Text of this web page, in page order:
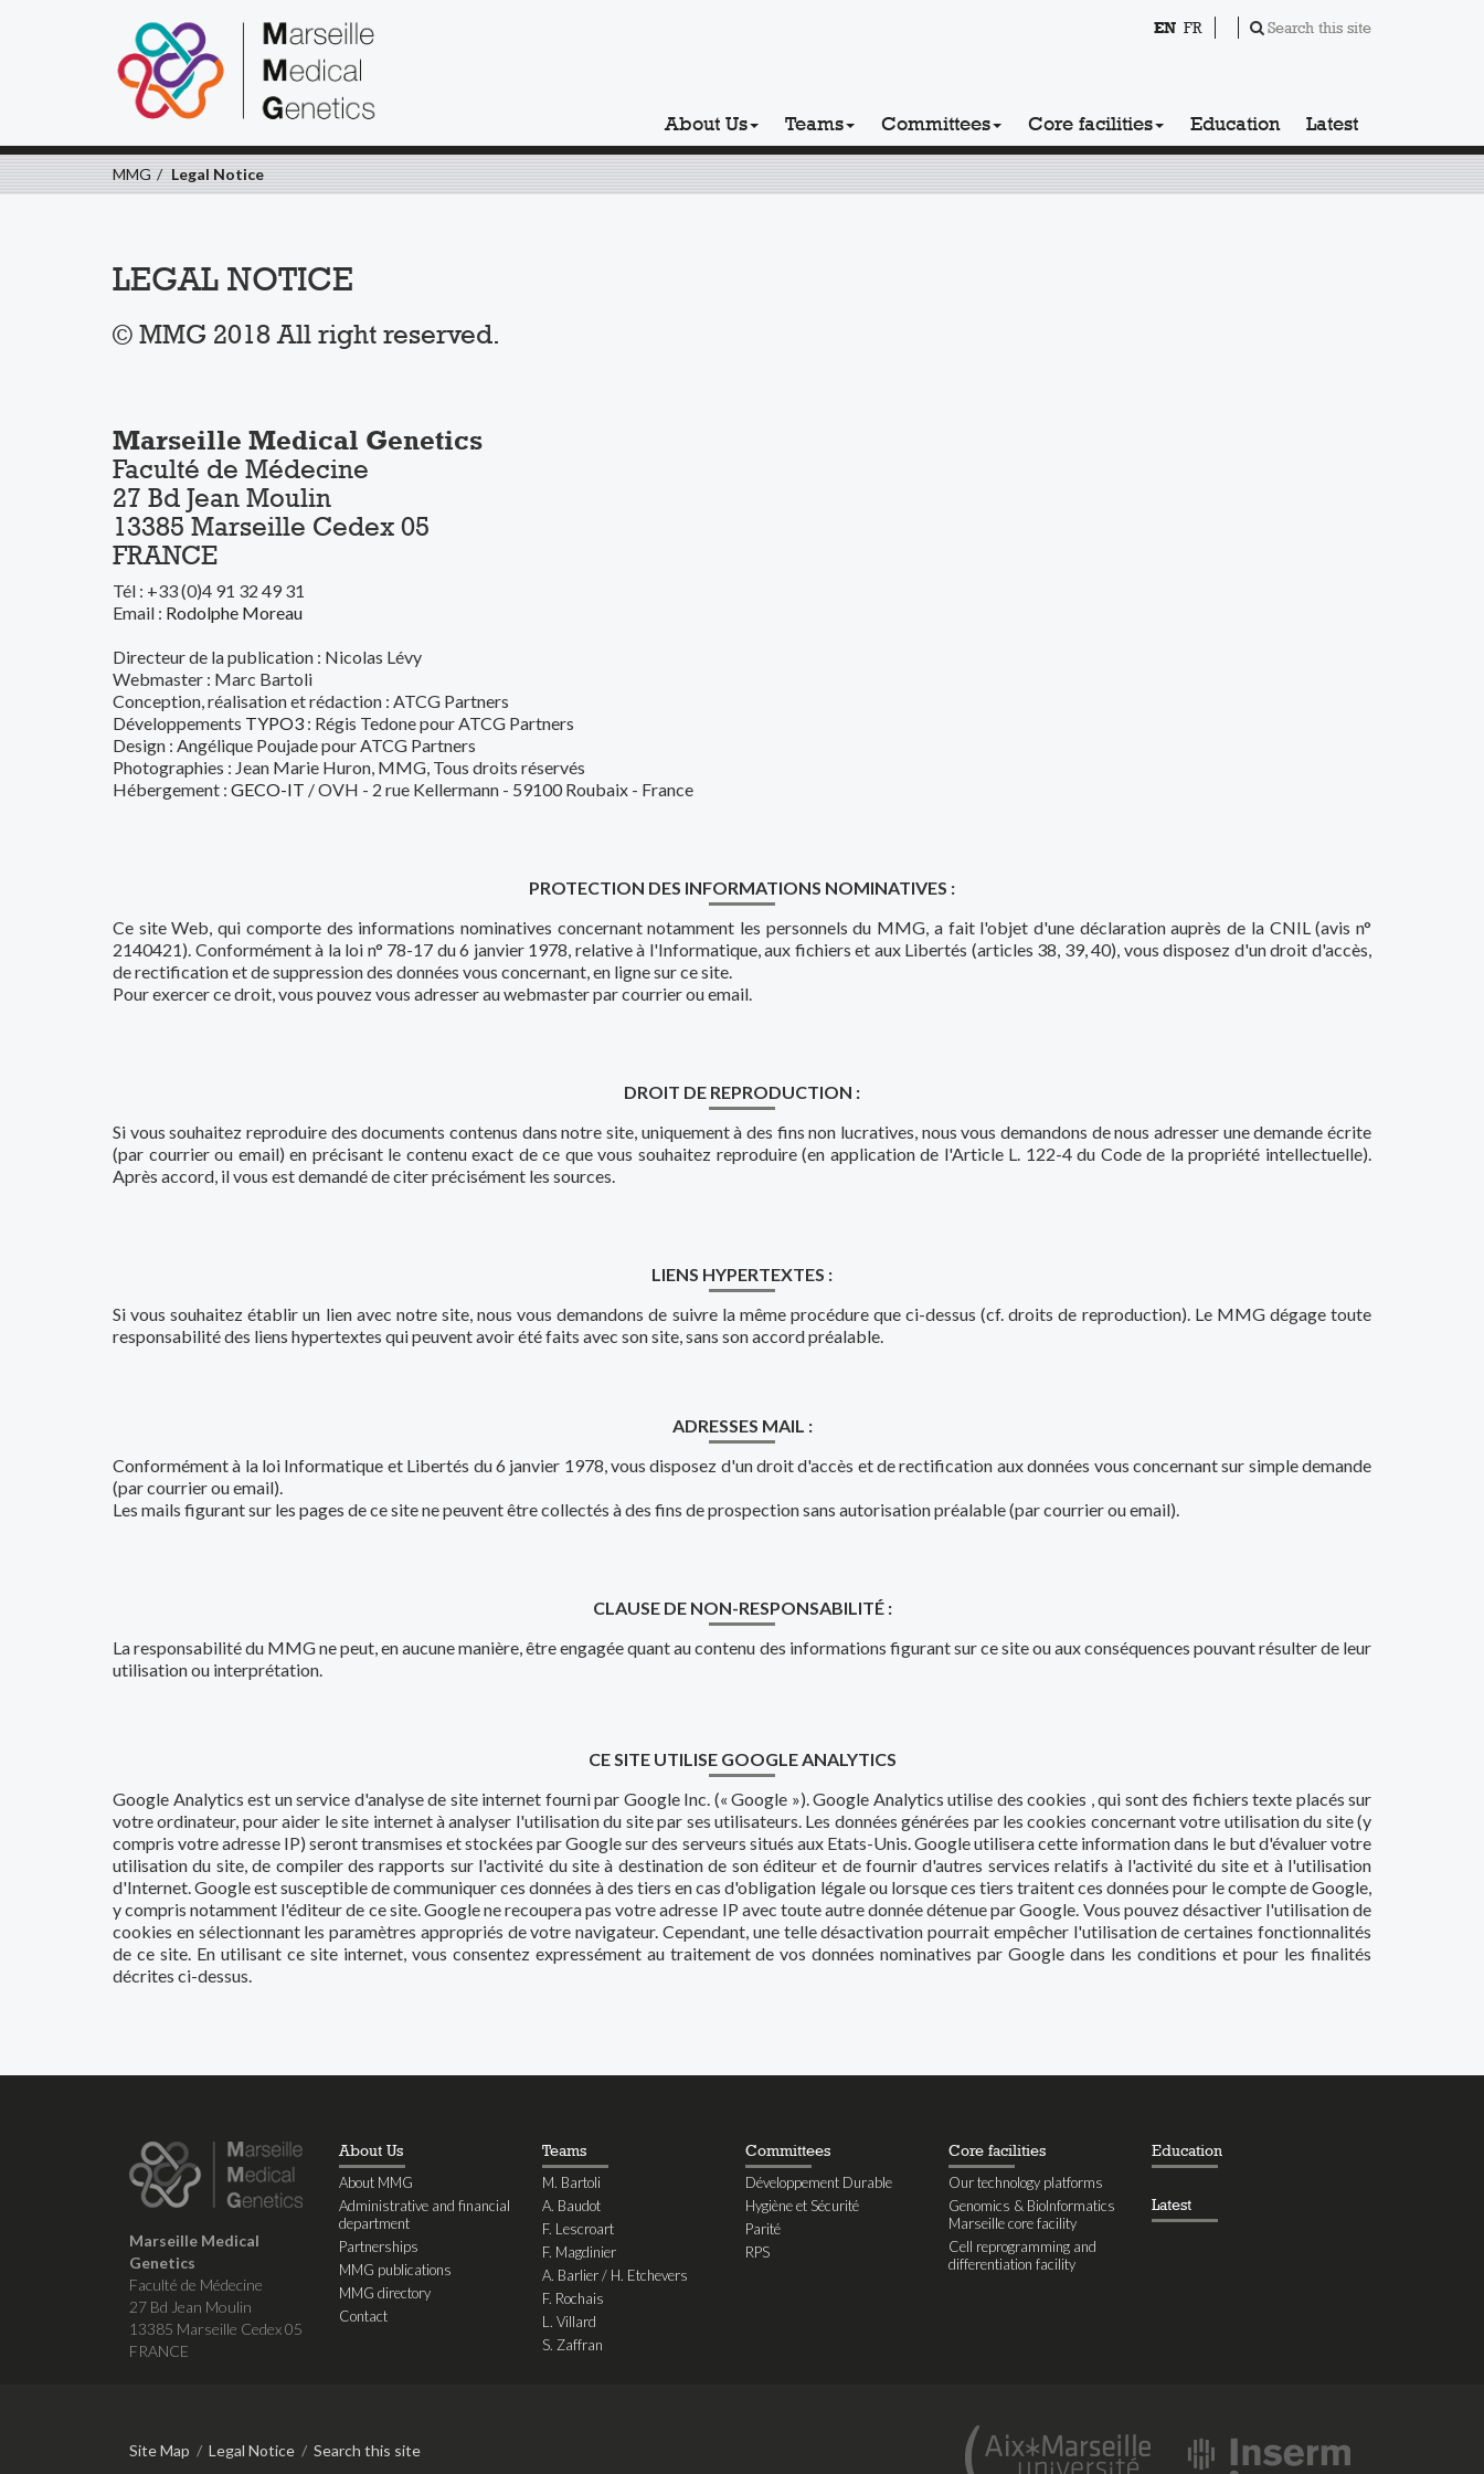
Search this site
EN FR
About Us Teams Committees Core facilities Education Latest
MMG Legal Notice
LEGAL NOTICE
© MMG 2018 All right reserved.
Marseille Medical Genetics
Faculté de Médecine
27 Bd Jean Moulin
13385 Marseille Cedex 05
FRANCE
Tél : +33 (0)4 91 32 49 31
Email : Rodolphe Moreau
Directeur de la publication : Nicolas Lévy
Webmaster : Marc Bartoli
Conception, réalisation et rédaction : ATCG Partners
Développements TYPO3 : Régis Tedone pour ATCG Partners
Design : Angélique Poujade pour ATCG Partners
Photographies : Jean Marie Huron, MMG, Tous droits réservés
Hébergement : GECO-IT / OVH - 2 rue Kellermann - 59100 Roubaix - France
PROTECTION DES INFORMATIONS NOMINATIVES :
Ce site Web, qui comporte des informations nominatives concernant notamment les personnels du MMG, a fait l'objet d'une déclaration auprès de la CNIL (avis n°
2140421). Conformément à la loi n° 78-17 du 6 janvier 1978, relative à l'Informatique, aux fichiers et aux Libertés (articles 38, 39, 40), vous disposez d'un droit d'accès,
de rectification et de suppression des données vous concernant, en ligne sur ce site.
Pour exercer ce droit, vous pouvez vous adresser au webmaster par courrier ou email.
DROIT DE REPRODUCTION :
Si vous souhaitez reproduire des documents contenus dans notre site, uniquement à des fins non lucratives, nous vous demandons de nous adresser une demande écrite
(par courrier ou email) en précisant le contenu exact de ce que vous souhaitez reproduire (en application de l'Article L. 122-4 du Code de la propriété intellectuelle).
Après accord, il vous est demandé de citer précisément les sources.
LIENS HYPERTEXTES :
Si vous souhaitez établir un lien avec notre site, nous vous demandons de suivre la même procédure que ci-dessus (cf. droits de reproduction). Le MMG dégage toute
responsabilité des liens hypertextes qui peuvent avoir été faits avec son site, sans son accord préalable.
ADRESSES MAIL :
Conformément à la loi Informatique et Libertés du 6 janvier 1978, vous disposez d'un droit d'accès et de rectification aux données vous concernant sur simple demande
(par courrier ou email).
Les mails figurant sur les pages de ce site ne peuvent être collectés à des fins de prospection sans autorisation préalable (par courrier ou email).
CLAUSE DE NON-RESPONSABILITÉ :
La responsabilité du MMG ne peut, en aucune manière, être engagée quant au contenu des informations figurant sur ce site ou aux conséquences pouvant résulter de leur
utilisation ou interprétation.
CE SITE UTILISE GOOGLE ANALYTICS
Google Analytics est un service d'analyse de site internet fourni par Google Inc. (« Google »). Google Analytics utilise des cookies , qui sont des fichiers texte placés sur
votre ordinateur, pour aider le site internet à analyser l'utilisation du site par ses utilisateurs. Les données générées par les cookies concernant votre utilisation du site (y
compris votre adresse IP) seront transmises et stockées par Google sur des serveurs situés aux Etats-Unis. Google utilisera cette information dans le but d'évaluer votre
utilisation du site, de compiler des rapports sur l'activité du site à destination de son éditeur et de fournir d'autres services relatifs à l'activité du site et à l'utilisation
d'Internet. Google est susceptible de communiquer ces données à des tiers en cas d'obligation légale ou lorsque ces tiers traitent ces données pour le compte de Google,
y compris notamment l'éditeur de ce site. Google ne recoupera pas votre adresse IP avec toute autre donnée détenue par Google. Vous pouvez désactiver l'utilisation de
cookies en sélectionnant les paramètres appropriés de votre navigateur. Cependant, une telle désactivation pourrait empêcher l'utilisation de certaines fonctionnalités
de ce site. En utilisant ce site internet, vous consentez expressément au traitement de vos données nominatives par Google dans les conditions et pour les finalités
décrites ci-dessus.
Marseille Medical
Genetics
Faculté de Médecine
27 Bd Jean Moulin
13385 Marseille Cedex 05
FRANCE
About Us
About MMG
Administrative and financial
department
Partnerships
MMG publications
MMG directory
Contact
Teams
M. Bartoli
A. Baudot
F. Lescroart
F. Magdinier
A. Barlier / H. Etchevers
F. Rochais
L. Villard
S. Zaffran
Committees
Développement Durable
Hygiène et Sécurité
Parité
RPS
Core facilities
Our technology platforms
Genomics & BioInformatics
Marseille core facility
Cell reprogramming and
differentiation facility
Education
Latest
Site Map / Legal Notice / Search this site